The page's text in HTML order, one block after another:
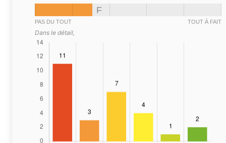
F
PAS DU TOUT TOUT À FAIT
Dans le détail,